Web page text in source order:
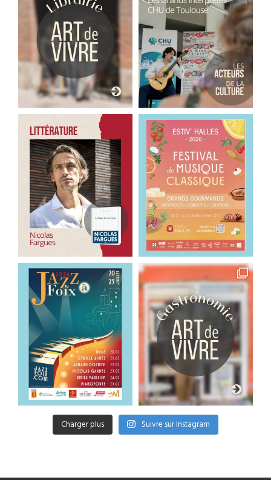
Charger plus Suivre sur Instagram